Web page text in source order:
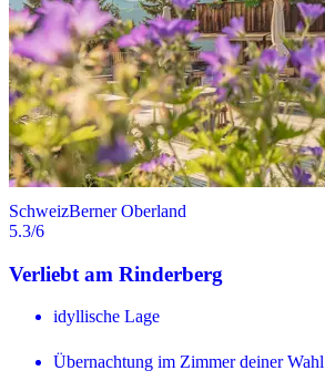
SchweizBerner Oberland
5.3/6
Verliebt am Rinderberg
idyllische Lage
Übernachtung im Zimmer deiner Wahl